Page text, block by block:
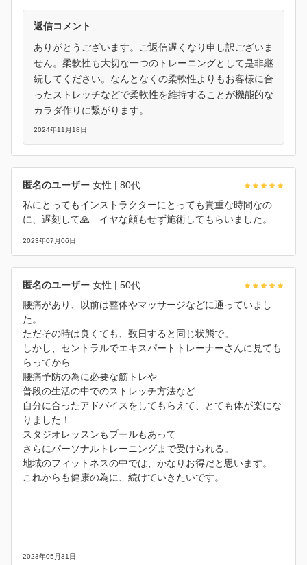
返信コメント
ありがとうございます。ご返信遅くなり申し訳ございま
せん。柔軟性も大切な一つのトレーニングとして是非継
続してください。なんとなくの柔軟性よりもお客様に合
ったストレッチなどで柔軟性を維持することが機能的な
カラダ作りに繋がります。
2024年11月18日
匿名のユーザー 女性 | 80代
私にとってもインストラクターにとっても貴重な時間なの
に、遅刻して🙏 イヤな顔もせず施術してもらいました。
2023年07月06日
匿名のユーザー 女性 | 50代
腰痛があり、以前は整体やマッサージなどに通っていまし
た。
ただその時は良くても、数日すると同じ状態で。
しかし、セントラルでエキスパートトレーナーさんに見ても
らってから
腰痛予防の為に必要な筋トレや
普段の生活の中でのストレッチ方法など
自分に合ったアドバイスをしてもらえて、とても体が楽にな
りました！
スタジオレッスンもプールもあって
さらにパーソナルトレーニングまで受けられる。
地域のフィットネスの中では、かなりお得だと思います。
これからも健康の為に、続けていきたいです。
2023年05月31日